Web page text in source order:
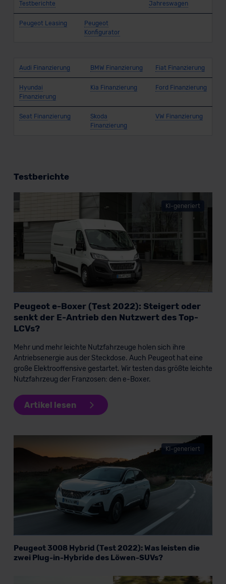
Testberichte Jahreswagen
Peugeot Leasing
Peugeot
Konfigurator
Audi Finanzierung BMW Finanzierung Fiat Finanzierung
Hyundai
Finanzierung
Kia Finanzierung Ford Finanzierung
Seat Finanzierung
Skoda
Finanzierung
VW Finanzierung
Testberichte
KI-generiert
Peugeot e-Boxer (Test 2022): Steigert oder
senkt der E-Antrieb den Nutzwert des Top-
LCVs?
Mehr und mehr leichte Nutzfahrzeuge holen sich ihre
Antriebsenergie aus der Steckdose. Auch Peugeot hat eine
große Elektrooffensive gestartet. Wir testen das größte leichte
Nutzfahrzeug der Franzosen: den e-Boxer.
Artikel lesen
KI-generiert
Peugeot 3008 Hybrid (Test 2022): Was leisten die
zwei Plug-in-Hybride des Löwen-SUVs?